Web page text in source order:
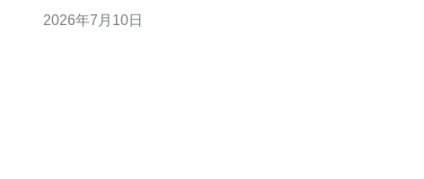
预装环境，常见有Ubuntu、Debian、CentOS、Amazon
2026年7月10日